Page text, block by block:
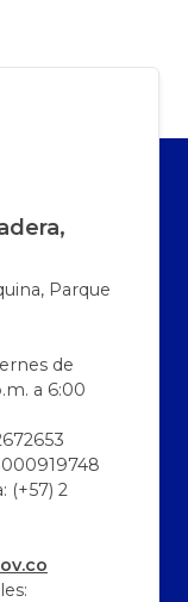
Parque
de
a 6:00
(+57) 2